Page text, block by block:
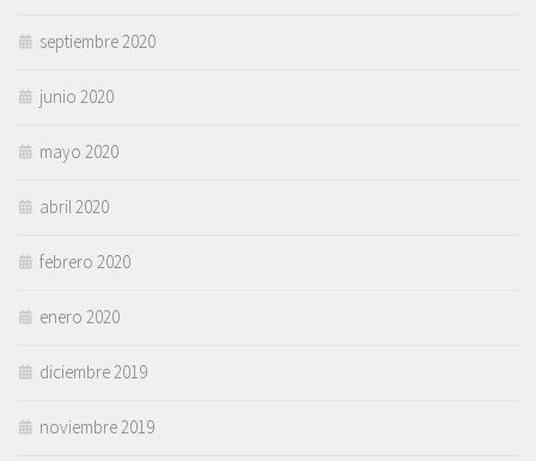
septiembre 2020
junio 2020
mayo 2020
abril 2020
febrero 2020
enero 2020
diciembre 2019
noviembre 2019